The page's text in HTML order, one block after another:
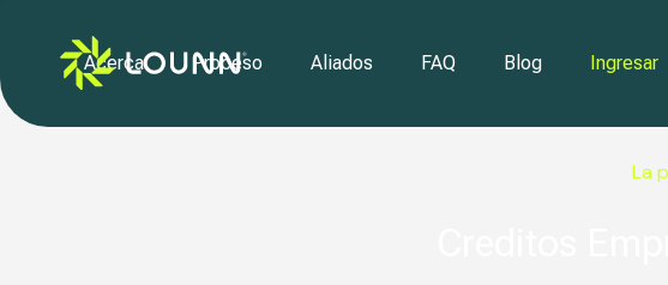
Acerca Proceso Aliados FAQ Blog Ingresar
La